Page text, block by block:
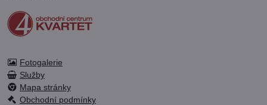
Fotogalerie
Služby
Mapa stránky
Obchodní podmínky